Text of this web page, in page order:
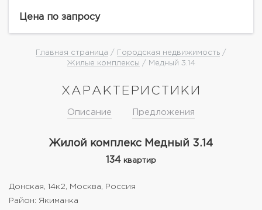
Элитный комплекс состоит из трех...
Цена по запросу
Главная страница / Городская недвижимость /
Жилые комплексы / Медный 3.14
ХАРАКТЕРИСТИКИ
Описание Предложения
Жилой комплекс Медный 3.14
134 квартир
Донская, 14к2, Москва, Россия
Район: Якиманка